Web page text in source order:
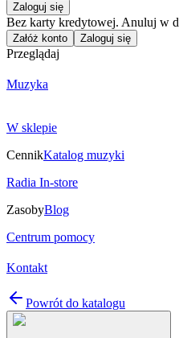
Zaloguj się
Bez karty kredytowej. Anuluj w
Załóż konto Zaloguj się
Przeglądaj
Muzyka
W sklepie
CennikKatalog muzyki
Radia In-store
ZasobyBlog
Centrum pomocy
Kontakt
Powrót do katalogu